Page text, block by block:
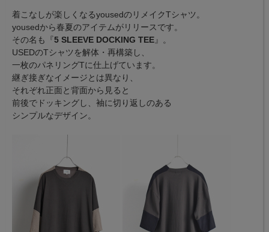
着こなしが楽しくなるyousedのリメイクTシャツ。
yousedから春夏のアイテムがリリースです。
その名も『5 SLEEVE DOCKING TEE 』。
USEDのTシャツを解体・再構築し、
一枚のパネリングTに仕上げています。
継ぎ接ぎなイメージとは異なり、
それぞれ正面と背面から見ると
前後でドッキングし、袖に切り返しのある
シンプルなデザイン。